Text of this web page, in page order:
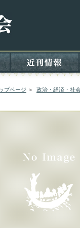
プページ ＞ 政治・経済・社